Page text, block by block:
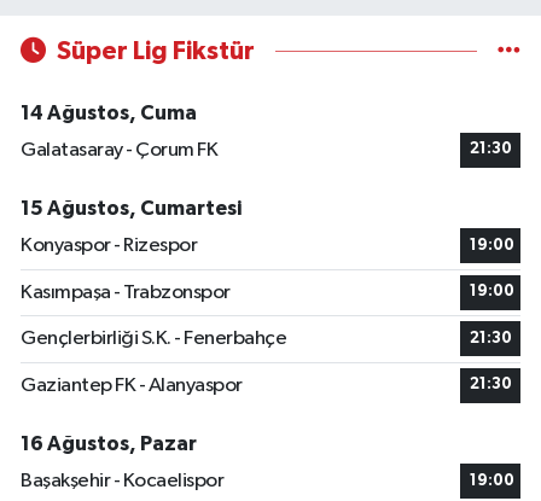
Süper Lig Fikstür
14 Ağustos, Cuma
Galatasaray - Çorum FK
21:30
15 Ağustos, Cumartesi
Konyaspor - Rizespor
19:00
Kasımpaşa - Trabzonspor 19:00
Gençlerbirliği S.K. - Fenerbahçe 21:30
Gaziantep FK - Alanyaspor 21:30
16 Ağustos, Pazar
Başakşehir - Kocaelispor
19:00